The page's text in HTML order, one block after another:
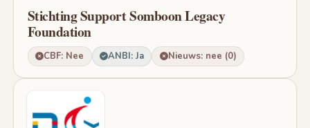
Stichting Support Somboon Legacy
Foundation
CBF: Nee ANBI: Ja Nieuws: nee (0)